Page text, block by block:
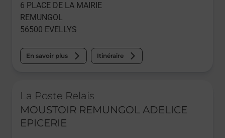
6 PLACE DE LA MAIRIE
REMUNGOL
56500 EVELLYS
En savoir plus Itinéraire
La Poste Relais
MOUSTOIR REMUNGOL ADELICE
EPICERIE